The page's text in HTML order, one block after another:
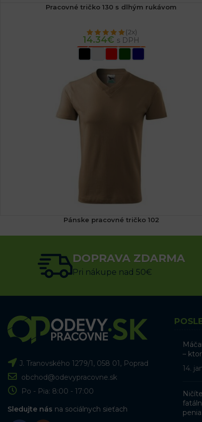
Pracovné tričko 130 s dlhým rukávom
(2x)
14.34€ s DPH
VÝBER MOŽNOSTÍ
Pánske pracovné tričko 102
7.68€ s DPH
VÝBER MOŽNOSTÍ
DOPRAVA ZDARMA
Pri nákupe nad 50€
J. Tranovského 1279/1, 058 01, Poprad
obchod@odevypracovne.sk
Po - Pia: 8:00 - 17:00
Sledujte nás na sociálnych sieťach
–
14.